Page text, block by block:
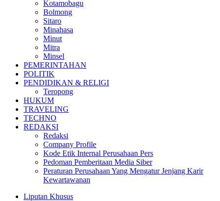
Kotamobagu
Bolmong
Sitaro
Minahasa
Minut
Mitra
Minsel
PEMERINTAHAN
POLITIK
PENDIDIKAN & RELIGI
Teropong
HUKUM
TRAVELING
TECHNO
REDAKSI
Redaksi
Company Profile
Kode Etik Internal Perusahaan Pers
Pedoman Pemberitaan Media Siber
Peraturan Perusahaan Yang Mengatur Jenjang Karir
Kewartawanan
Liputan Khusus